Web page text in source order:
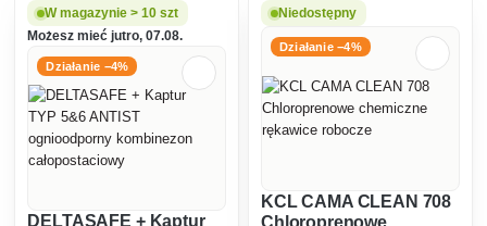
W magazynie > 10 szt
Możesz mieć jutro, 07.08.
Działanie −4%
DELTASAFE + Kaptur
Niedostępny
Działanie −4%
KCL CAMA CLEAN 708
Chloroprenowe